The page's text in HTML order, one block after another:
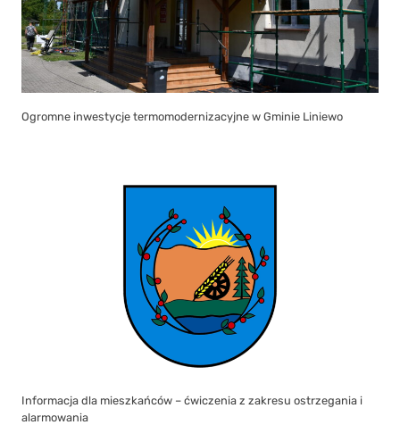
Ogromne inwestycje termomodernizacyjne w Gminie Liniewo
Informacja dla mieszkańców – ćwiczenia z zakresu ostrzegania i
alarmowania